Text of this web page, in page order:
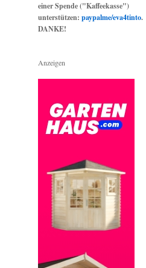
einer Spende ("Kaffeekasse")
unterstützen: paypalme/eva4tinto.
DANKE!
Anzeigen